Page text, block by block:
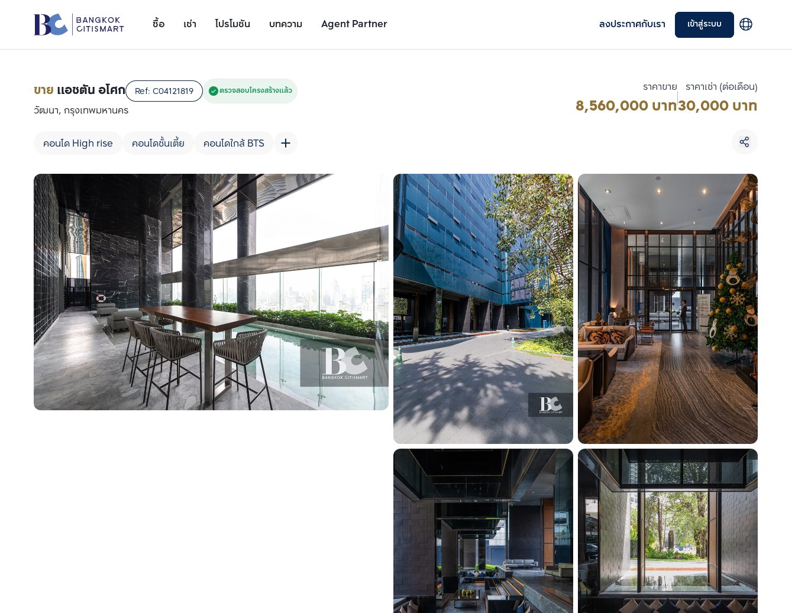
ซื้อ เช่า โปรโมชัน บทความ Agent Partner ลงประกาศกับเรา เข้าสู่ระบบ
รายละเอียดยูนิต
ขาย แอชตัน อโศก Ref: C04121819 ตรวจสอบโครงสร้างแล้ว
วัฒนา, กรุงเทพมหานคร
คอนโด High rise คอนโดชั้นเตี้ย คอนโดใกล้ BTS
ราคาขาย
8,560,000 บาท
ราคาเช่า (ต่อเดือน)
30,000 บาท
เพิ่มยูนิตเปรียบเทียบ
รายการที่ 1
เพิ่มยูนิตเปรียบเทียบ
เพิ่มยูนิตเปรียบเทียบ
รายการที่ 3
เลือกยูนิตเพื่อเปรียบเทียบ
เลือกได้สูงสุด 3 รายการ
เปรียบเทียบ
ลบทั้งหมด